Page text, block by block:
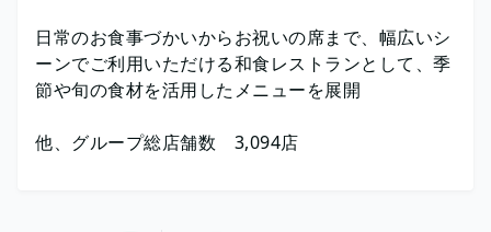
日常のお食事づかいからお祝いの席まで、幅広いシ
ーンでご利用いただける和食レストランとして、季
節や旬の食材を活用したメニューを展開
他、グループ総店舗数 3,094店